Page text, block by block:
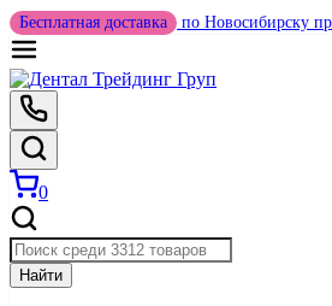
Бесплатная доставка по Новосибирску
0
Найти